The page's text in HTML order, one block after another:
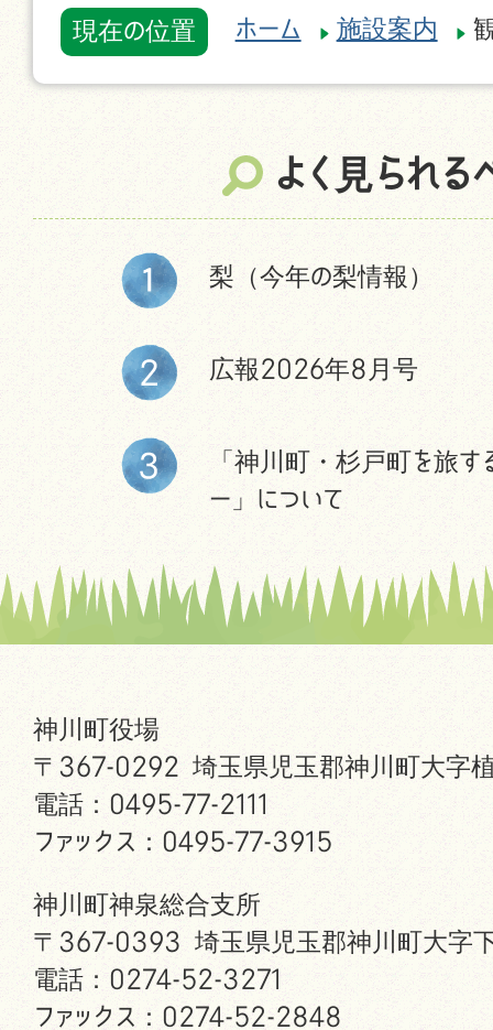
現在の位置 ホーム 施設案内
よく見られる
梨（今年の梨情報）
広報2026年8月号
「神川町・杉戸町を旅す
ー」について
神川町役場
〒367-0292 埼玉県児玉郡神川町大字
電話：0495-77-2111
ファックス：0495-77-3915
神川町神泉総合支所
〒367-0393 埼玉県児玉郡神川町大字
電話：0274-52-3271
ファックス：0274-52-2848